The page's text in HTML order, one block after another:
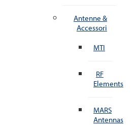
Antenne &
Accessori
MTI
RF
Elements
MARS
Antennas